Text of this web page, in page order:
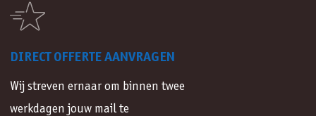
DIRECT OFFERTE AANVRAGEN
Wij streven ernaar om binnen twee
werkdagen jouw mail te